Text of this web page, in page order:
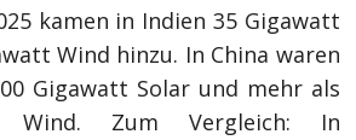
kamen in Indien 35 Gigawatt
Wind hinzu. In China waren
Gigawatt Solar und mehr als
Wind. Zum Vergleich: In